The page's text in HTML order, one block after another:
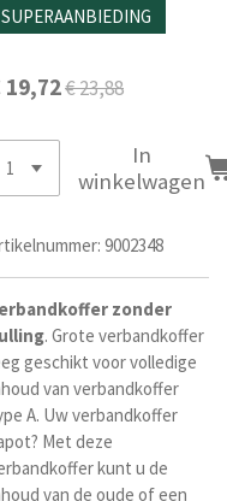
SUPERAANBIEDING
19,72€ 23,88
In
winkelwagen
9002348
zonder
. Grote verbandkoffer
geschikt voor volledige
van verbandkoffer
A. Uw verbandkoffer
Met deze
kunt u de
van de oude of een